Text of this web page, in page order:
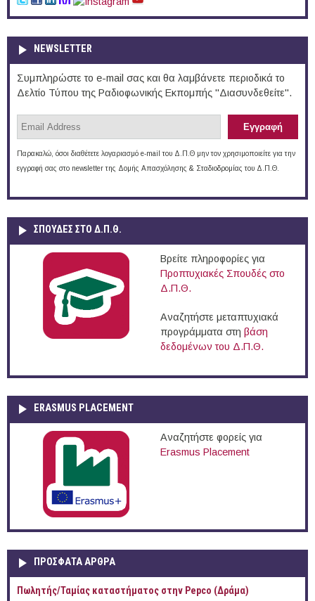
NEWSLETTER
Συμπληρώστε το e-mail σας και θα λαμβάνετε περιοδικά το
Δελτίο Τύπου της Ραδιοφωνικής Εκπομπής "Διασυνδεθείτε".
Παρακαλώ, όσοι διαθέτετε λογαριασμό e-mail του Δ.Π.Θ μην τον χρησιμοποιείτε για την
εγγραφή σας στο newsletter της Δομής Απασχόλησης & Σταδιοδρομίας του Δ.Π.Θ.
ΣΠΟΥΔΈΣ ΣΤΟ Δ.Π.Θ.
Βρείτε πληροφορίες για
Προπτυχιακές Σπουδές στο
Δ.Π.Θ.
Αναζητήστε μεταπτυχιακά
προγράμματα στη βάση
δεδομένων του Δ.Π.Θ.
ERASMUS PLACEMENT
Αναζητήστε φορείς για
Erasmus Placement
ΠΡOΣΦΑΤΑ AΡΘΡΑ
Πωλητής/Ταμίας καταστήματος στην Pepco (Δράμα)